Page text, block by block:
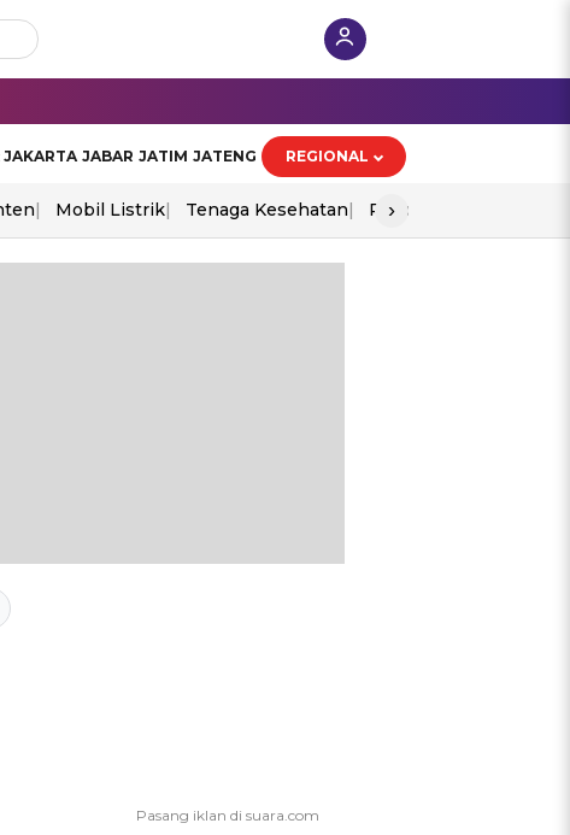
JAKARTA JABAR JATIM JATENG REGIONAL
Mobil Listrik Tenaga Kesehatan Piala Aff 2026
›